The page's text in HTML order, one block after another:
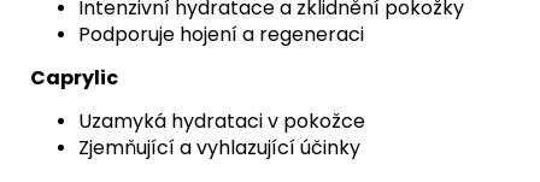
Intenzivní hydratace a zklidnění pokožky
Podporuje hojení a regeneraci
Caprylic
Uzamyká hydrataci v pokožce
Zjemňující a vyhlazující účinky